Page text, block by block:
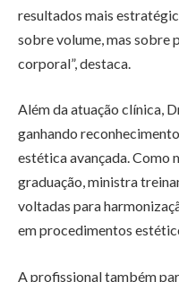
resultados mais
sobre volume, mas sobre
corporal”, destaca.
Além da atuação clínica,
ganhando
estética avançada. Como
graduação, ministra
voltadas para
em procedimentos
A profissional também